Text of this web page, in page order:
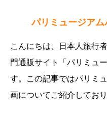
パリミュージア
こんにちは、日本人旅行
門通販サイト「パリミュ
す。この記事ではパリミ
画についてご紹介しており